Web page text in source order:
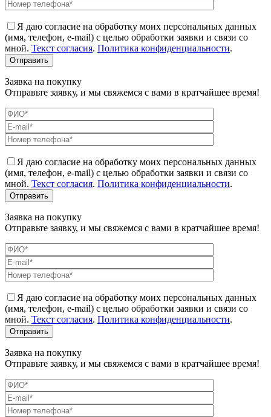
Я даю согласие на обработку моих персональных данных
(имя, телефон, e-mail) с целью обработки заявки и связи со
мной. Текст согласия. Политика конфиденциальности.
Заявка на покупку
Отправьте заявку, и мы свяжемся с вами в кратчайшее время!
Я даю согласие на обработку моих персональных данных
(имя, телефон, e-mail) с целью обработки заявки и связи со
мной. Текст согласия. Политика конфиденциальности.
Заявка на покупку
Отправьте заявку, и мы свяжемся с вами в кратчайшее время!
Я даю согласие на обработку моих персональных данных
(имя, телефон, e-mail) с целью обработки заявки и связи со
мной. Текст согласия. Политика конфиденциальности.
Заявка на покупку
Отправьте заявку, и мы свяжемся с вами в кратчайшее время!